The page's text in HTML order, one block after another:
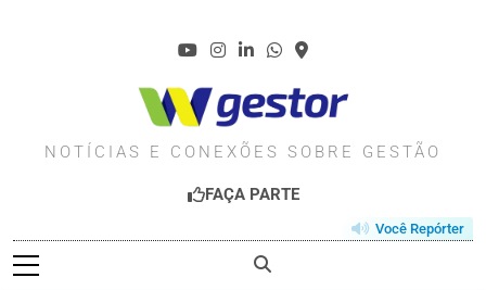
WGESTOR.COM.BR
NOTÍCIAS E CONEXÕES SOBRE GESTÃO
FAÇA PARTE
Você Repórter